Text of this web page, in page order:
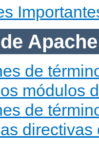
Apache
de
módulos
de
directivas